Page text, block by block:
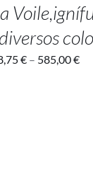
€– 585,00€